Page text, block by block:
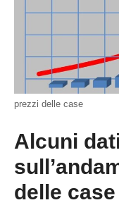
prezzi delle case
Alcuni
delle case